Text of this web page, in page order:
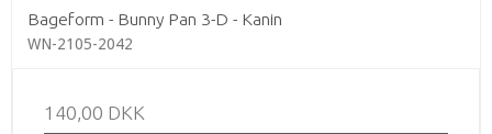
Bageform - Bunny Pan 3-D - Kanin
WN-2105-2042
140,00 DKK